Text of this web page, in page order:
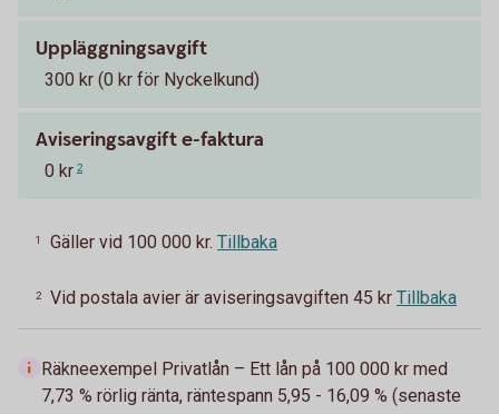
Uppläggningsavgift
300 kr (0 kr för Nyckelkund)
Aviseringsavgift e-faktura
0 kr 2
1 Gäller vid 100 000 kr. Tillbaka
2 Vid postala avier är aviseringsavgiften 45 kr Tillbaka
Räkneexempel Privatlån – Ett lån på 100 000 kr med
7,73 % rörlig ränta, räntespann 5,95 - 16,09 % (senaste